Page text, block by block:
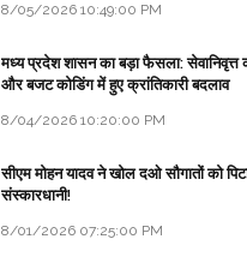
8/05/2026 10:49:00 PM
मध्य प्रदेश शासन का बड़ा फैसला: सेवानिवृत्त
और बजट कोडिंग में हुए क्रांतिकारी बदलाव
8/04/2026 10:20:00 PM
सीएम मोहन यादव ने खोल दओ सौगातों को
संस्कारधानी!
8/01/2026 07:25:00 PM